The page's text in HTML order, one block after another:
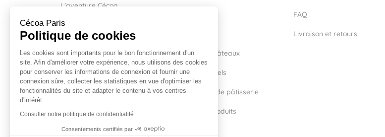
L’aventure Cécoa
Un produit en 5 étapes
Blog
Moules à gâteaux
Les essentiels
Ustensiles de pâtisserie
Tous les produits
FAQ
Livraison et retours
Cécoa Paris
Politique de cookies
Les cookies sont importants pour le bon fonctionnement d'un
site. Afin d'améliorer votre expérience, nous utilisons des cookies
pour conserver les informations de connexion et fournir une
connexion sûre, collecter les statistiques en vue d'optimiser les
fonctionnalités du site et adapter le contenu à vos centres
d'intérêt.
Consulter notre politique de confidentialité
Consentements certifiés par